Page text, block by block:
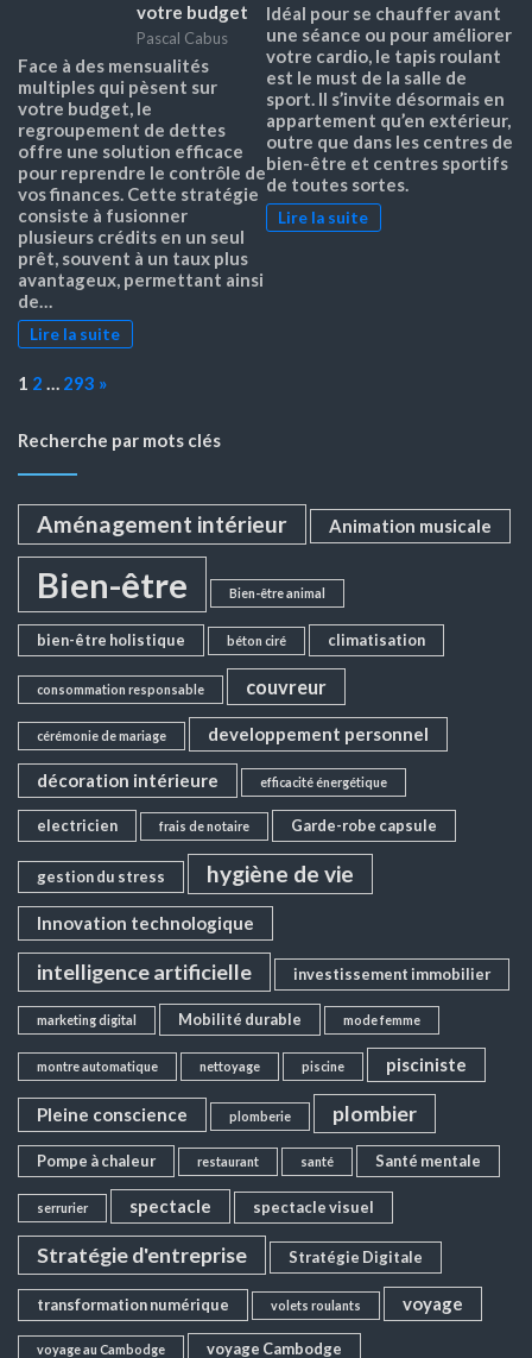
votre budget
Pascal Cabus
Face à des mensualités
multiples qui pèsent sur
votre budget, le
regroupement de dettes
offre une solution efficace
pour reprendre le contrôle de
vos finances. Cette stratégie
consiste à fusionner
plusieurs crédits en un seul
prêt, souvent à un taux plus
avantageux, permettant ainsi
de…
Lire la suite
Idéal pour se chauffer avant
une séance ou pour améliorer
votre cardio, le tapis roulant
est le must de la salle de
sport. Il s’invite désormais en
appartement qu’en extérieur,
outre que dans les centres de
bien-être et centres sportifs
de toutes sortes.
Lire la suite
Page:
1 2 … 293 Next
»
Recherche par mots clés
Aménagement intérieur Animation musicale
Bien-être Bien-être animal
bien-être holistique béton ciré climatisation
consommation responsable couvreur
cérémonie de mariage developpement personnel
décoration intérieure efficacité énergétique
electricien frais de notaire Garde-robe capsule
gestion du stress hygiène de vie
Innovation technologique
intelligence artificielle investissement immobilier
marketing digital Mobilité durable mode femme
montre automatique nettoyage piscine pisciniste
Pleine conscience plomberie plombier
Pompe à chaleur restaurant santé Santé mentale
serrurier spectacle spectacle visuel
Stratégie d'entreprise Stratégie Digitale
transformation numérique volets roulants voyage
voyage au Cambodge voyage Cambodge